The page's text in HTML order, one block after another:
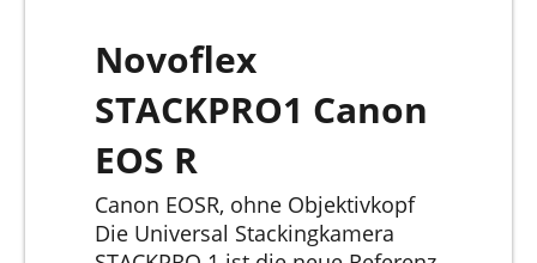
Novoflex
STACKPRO1 Canon
EOS R
Canon EOSR, ohne Objektivkopf
Die Universal Stackingkamera